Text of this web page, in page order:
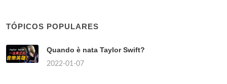
TÓPICOS POPULARES
Quando è nata Taylor Swift?
2022-01-07